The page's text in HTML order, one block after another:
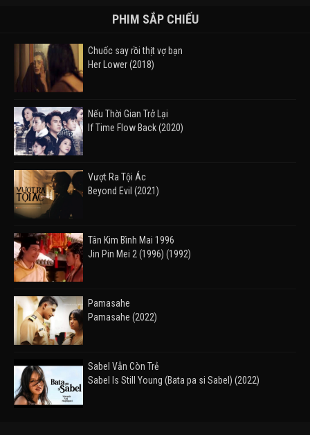
PHIM SẮP CHIẾU
Chuốc say rồi thịt vợ bạn
Her Lower (2018)
Nếu Thời Gian Trở Lại
If Time Flow Back (2020)
Vượt Ra Tội Ác
Beyond Evil (2021)
Tân Kim Bình Mai 1996
Jin Pin Mei 2 (1996) (1992)
Pamasahe
Pamasahe (2022)
Sabel Vẫn Còn Trẻ
Sabel Is Still Young (Bata pa si Sabel) (2022)